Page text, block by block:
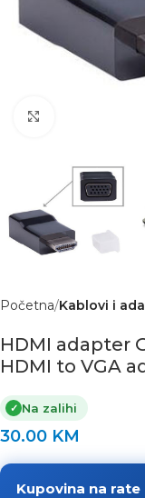
Početna Kablovi i
HDMI adapter
HDMI to VGA
✓ Na zalihi
30.00 KM
Kupovina na rate